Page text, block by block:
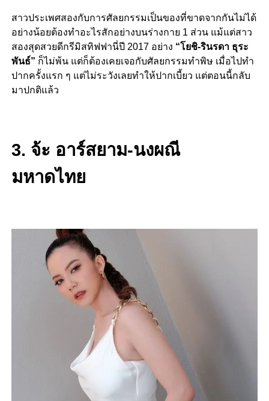
สาวประเพศสองกับการศัลยกรรมเป็นของที่ขาดจากกันไม่ได้
อย่างน้อยต้องทำอะไรสักอย่างบนร่างกาย 1 ส่วน แม้แต่สาว
สองสุดสวยดีกรีมิสทิฟฟานี่ปี 2017 อย่าง “โยชิ-รินรดา ธุระ
พันธ์” ก็ไม่พ้น แต่ก็ต้องเคยเจอกับศัลยกรรมทำพิษ เมื่อไปทำ
ปากครั้งแรก ๆ แต่ไม่ระวังเลยทำให้ปากเบี้ยว แต่ตอนนี้กลับ
มาปกติแล้ว
3. จ้ะ อาร์สยาม-นงผณี
มหาดไทย